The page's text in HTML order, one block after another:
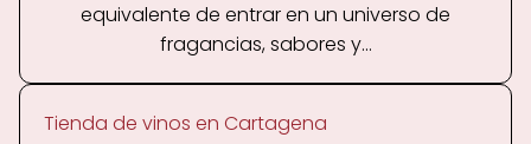
equivalente de entrar en un universo de
fragancias, sabores y...
Tienda de vinos en Cartagena